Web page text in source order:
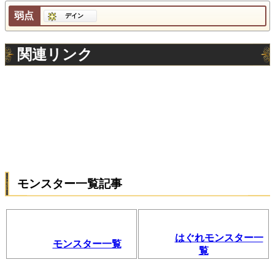
弱点 デイン
関連リンク
モンスター一覧記事
モンスター一覧
はぐれモンスター一
覧